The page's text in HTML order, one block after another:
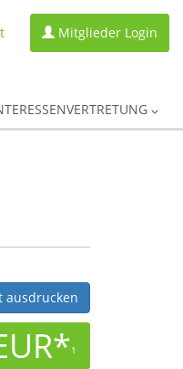
Mitglieder Login
ausdrucken
1